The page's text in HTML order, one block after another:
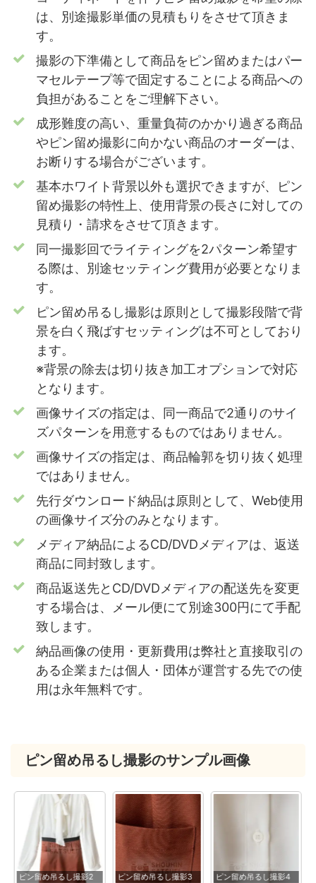
は、別途撮影単価の見積もりをさせて頂きま
す。
撮影の下準備として商品をピン留めまたはパー
マセルテープ等で固定することによる商品への
負担があることをご理解下さい。
成形難度の高い、重量負荷のかかり過ぎる商品
やピン留め撮影に向かない商品のオーダーは、
お断りする場合がございます。
基本ホワイト背景以外も選択できますが、ピン
留め撮影の特性上、使用背景の長さに対しての
見積り・請求をさせて頂きます。
同一撮影回でライティングを2パターン希望す
る際は、別途セッティング費用が必要となりま
す。
ピン留め吊るし撮影は原則として撮影段階で背
景を白く飛ばすセッティングは不可としており
ます。
※背景の除去は切り抜き加工オプションで対応
となります。
画像サイズの指定は、同一商品で2通りのサイ
ズパターンを用意するものではありません。
画像サイズの指定は、商品輪郭を切り抜く処理
ではありません。
先行ダウンロード納品は原則として、Web使用
の画像サイズ分のみとなります。
メディア納品によるCD/DVDメディアは、返送
商品に同封致します。
商品返送先とCD/DVDメディアの配送先を変更
する場合は、メール便にて別途300円にて手配
致します。
納品画像の使用・更新費用は弊社と直接取引の
ある企業または個人・団体が運営する先での使
用は永年無料です。
ピン留め吊るし撮影のサンプル画像
ピン留め吊るし撮影2 ピン留め吊るし撮影3 ピン留め吊るし撮影4